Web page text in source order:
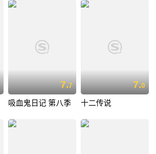
7.7
吸血鬼日记 第八季
7.0
十二传说